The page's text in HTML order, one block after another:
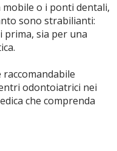
o i ponti dentali,
sono strabilianti:
prima, sia per una
odontoiatrici nei
che comprenda